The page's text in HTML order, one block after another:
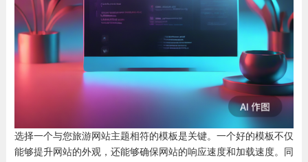
选择一个与您旅游网站主题相符的模板是关键。一个好的模板不仅
能够提升网站的外观，还能够确保网站的响应速度和加载速度。同